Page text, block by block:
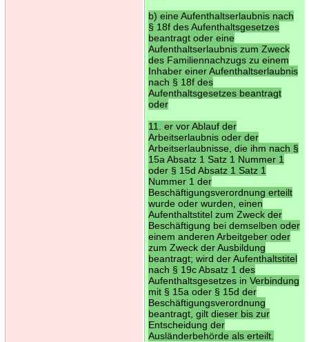
b) eine Aufenthaltserlaubnis nach
§ 18f des Aufenthaltsgesetzes
beantragt oder eine
Aufenthaltserlaubnis zum Zweck
des Familiennachzugs zu einem
Inhaber einer Aufenthaltserlaubnis
nach § 18f des
Aufenthaltsgesetzes beantragt
oder
11. er vor Ablauf der
Arbeitserlaubnis oder der
Arbeitserlaubnisse, die ihm nach §
15a Absatz 1 Satz 1 Nummer 1
oder § 15d Absatz 1 Satz 1
Nummer 1 der
Beschäftigungsverordnung erteilt
wurde oder wurden, einen
Aufenthaltstitel zum Zweck der
Beschäftigung bei demselben oder
einem anderen Arbeitgeber oder
zum Zweck der Ausbildung
beantragt; wird der Aufenthaltstitel
nach § 19c Absatz 1 des
Aufenthaltsgesetzes in Verbindung
mit § 15a oder § 15d der
Beschäftigungsverordnung
beantragt, gilt dieser bis zur
Entscheidung der
Ausländerbehörde als erteilt.